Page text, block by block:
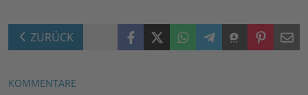
ZURÜCK FacebookX (Twitter)WhatsAppTelegramThreemaPinterestMail
KOMMENTARE